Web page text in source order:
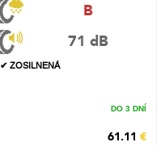
B
71 dB
✔ ZOSILNENÁ
DO 3 DNÍ
61.11 €